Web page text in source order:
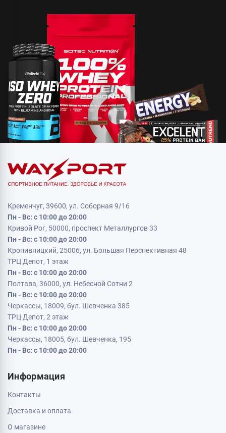
Кременчуг, 39600, ул. Соборная 9/16
Пн - Вс: с 10:00 до 20:00
Кривой Рог, 50000, проспект Металлургов 33
Пн - Вс: с 10:00 до 20:00
Кропивницкий, 25006, ул. Большая Перспективная 48
ТРЦ Депот, 1 этаж
Пн - Вс: с 10:00 до 20:00
Полтава, 36000, ул. Небесной Сотни 2
Пн - Вс: с 10:00 до 20:00
Черкассы, 18009, бул. Шевченка 385
ТРЦ Депот, 2 этаж
Пн - Вс: с 10:00 до 20:00
Черкассы, 18005, бул. Шевченка, 195
Пн - Вс: с 10:00 до 20:00
Информация
Контакты
Доставка и оплата
О магазине